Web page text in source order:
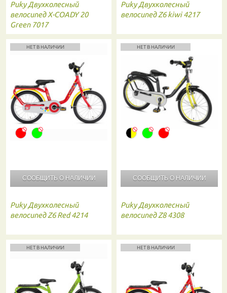
Puky Двухколесный
велосипед X-COADY 20
Green 7017
Puky Двухколесный
велосипед Z6 kiwi 4217
НЕТ В НАЛИЧИИ
СООБЩИТЬ О НАЛИЧИИ
Puky Двухколесный
велосипед Z6 Red 4214
НЕТ В НАЛИЧИИ
СООБЩИТЬ О НАЛИЧИИ
Puky Двухколесный
велосипед Z8 4308
НЕТ В НАЛИЧИИ НЕТ В НАЛИЧИИ